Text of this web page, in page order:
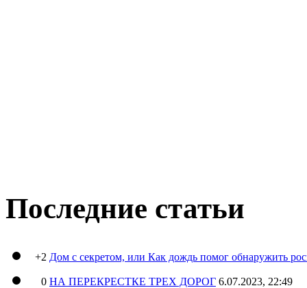
Последние статьи
+2 Дом с секретом, или Как дождь помог обнаружить
0 НА ПЕРЕКРЕСТКЕ ТРЕХ ДОРОГ 6.07.2023, 22:49